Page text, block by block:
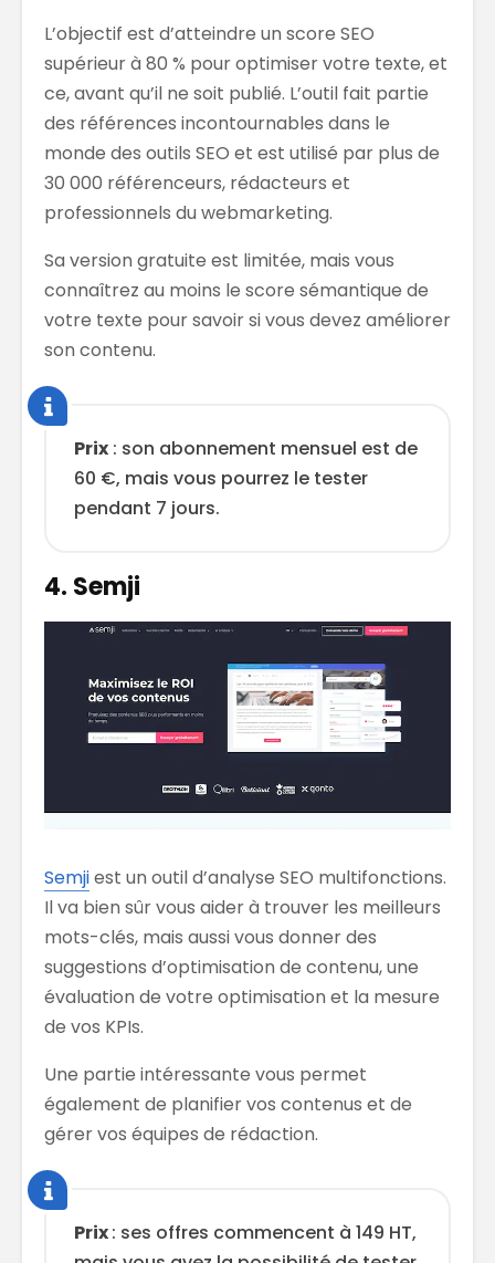
L’objectif est d’atteindre un score SEO
supérieur à 80 % pour optimiser votre texte, et
ce, avant qu’il ne soit publié. L’outil fait partie
des références incontournables dans le
monde des outils SEO et est utilisé par plus de
30 000 référenceurs, rédacteurs et
professionnels du webmarketing.
Sa version gratuite est limitée, mais vous
connaîtrez au moins le score sémantique de
votre texte pour savoir si vous devez améliorer
son contenu.
Prix : son abonnement mensuel est de
60 €, mais vous pourrez le tester
pendant 7 jours.
4. Semji
Semjiest un outil d’analyse SEO multifonctions.
Il va bien sûr vous aider à trouver les meilleurs
mots-clés, mais aussi vous donner des
suggestions d’optimisation de contenu, une
évaluation de votre optimisation et la mesure
de vos KPIs.
Une partie intéressante vous permet
également de planifier vos contenus et de
gérer vos équipes de rédaction.
Prix: ses offres commencent à 149 HT,